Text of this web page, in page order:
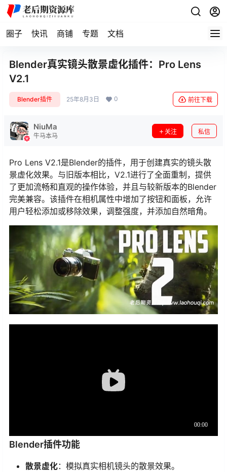
圈子 快讯 商铺 专题 文档
Blender真实镜头散景虚化插件：Pro Lens
V2.1
Blender插件 25年8月3日 0 前往下载
NiuMa
牛马本马
关注 私信
Pro Lens V2.1是Blender的插件，用于创建真实的镜头散
景虚化效果。与旧版本相比，V2.1进行了全面重制，提供
了更加流畅和直观的操作体验，并且与较新版本的Blender
完美兼容。该插件在相机属性中增加了按钮和面板，允许
用户轻松添加或移除效果，调整强度，并添加自然暗角。
Blender插件功能
散景虚化：模拟真实相机镜头的散景效果。